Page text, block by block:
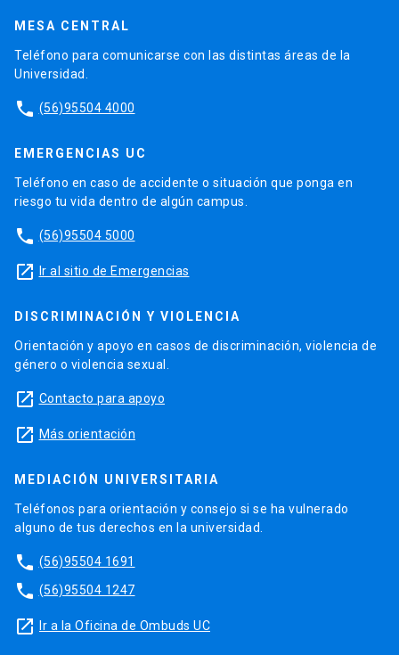
MESA CENTRAL
Teléfono para comunicarse con las distintas áreas de la
Universidad.
phone (56)95504 4000
EMERGENCIAS UC
Teléfono en caso de accidente o situación que ponga en
riesgo tu vida dentro de algún campus.
phone (56)95504 5000
launch Ir al sitio de Emergencias
DISCRIMINACIÓN Y VIOLENCIA
Orientación y apoyo en casos de discriminación, violencia de
género o violencia sexual.
launch Contacto para apoyo
launch Más orientación
MEDIACIÓN UNIVERSITARIA
Teléfonos para orientación y consejo si se ha vulnerado
alguno de tus derechos en la universidad.
phone (56)95504 1691
phone (56)95504 1247
launch Ir a la Oficina de Ombuds UC